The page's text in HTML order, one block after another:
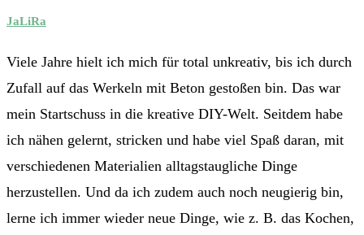
JaLiRa
Viele Jahre hielt ich mich für total unkreativ, bis ich durch
Zufall auf das Werkeln mit Beton gestoßen bin. Das war
mein Startschuss in die kreative DIY-Welt. Seitdem habe
ich nähen gelernt, stricken und habe viel Spaß daran, mit
verschiedenen Materialien alltagstaugliche Dinge
herzustellen. Und da ich zudem auch noch neugierig bin,
lerne ich immer wieder neue Dinge, wie z. B. das Kochen,